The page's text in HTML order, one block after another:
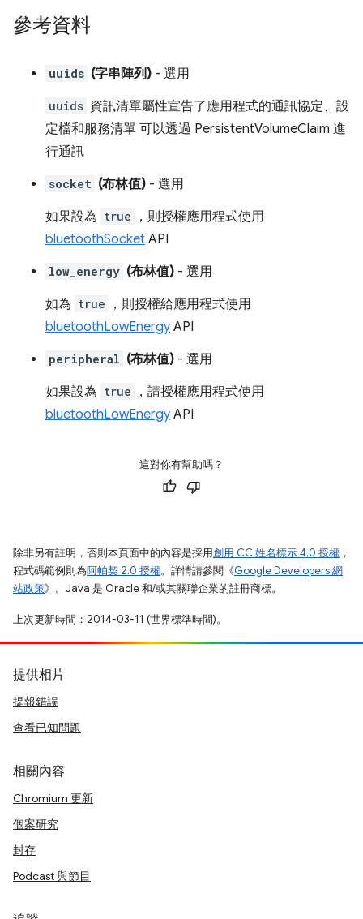
參考資料
uuids (字串陣列) - 選用
uuids 資訊清單屬性宣告了應用程式的通訊協定、設
定檔和服務清單 可以透過 PersistentVolumeClaim 進
行通訊
socket (布林值) - 選用
如果設為 true
，則授權應用程式使用
bluetoothSocket API
low_energy (布林值) - 選用
如為 true
，則授權給應用程式使用
bluetoothLowEnergy API
peripheral (布林值) - 選用
如果設為 true
，請授權應用程式使用
bluetoothLowEnergy API
這對你有幫助嗎？
除非另有註明，否則本頁面中的內容是採用創用 CC 姓名標示 4.0 授權 ，
程式碼範例則為阿帕契 2.0 授權。詳情請參閱《Google Developers 網
站政策》。Java 是 Oracle 和/或其關聯企業的註冊商標。
上次更新時間：2014-03-11 (世界標準時間)。
提供相片
提報錯誤
查看已知問題
相關內容
Chromium 更新
個案研究
封存
Podcast 與節目